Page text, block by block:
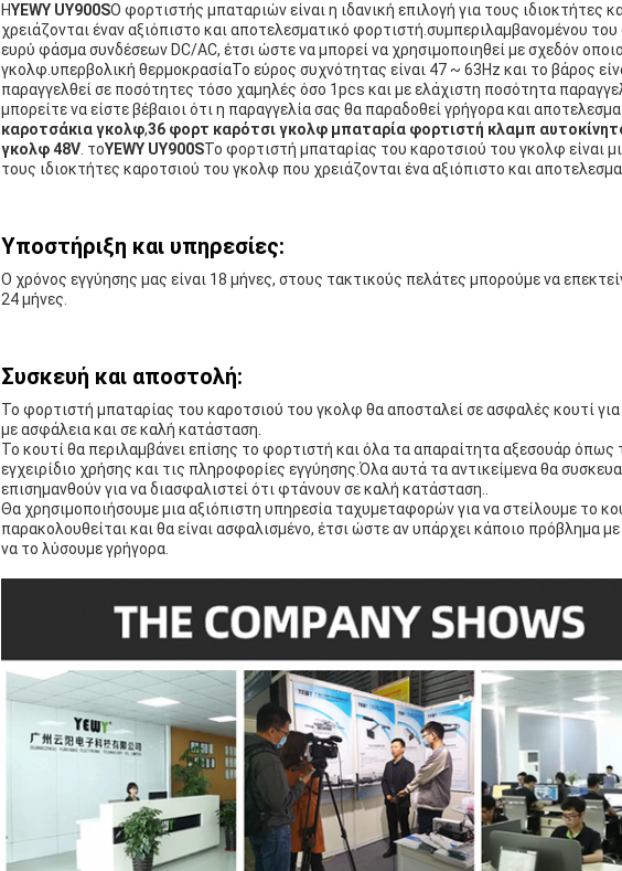
ΗYEWY UY900SΟ φορτιστής μπαταριών είναι η ιδανική επιλογή για τους ιδιοκτήτες
χρειάζονται έναν αξιόπιστο και αποτελεσματικό φορτιστή.συμπεριλαμβανομένου
ευρύ φάσμα συνδέσεων DC/AC, έτσι ώστε να μπορεί να χρησιμοποιηθεί με σχεδόν
γκολφ.υπερβολική θερμοκρασίαΤο εύρος συχνότητας είναι 47 ~ 63Hz και το βάρος
παραγγελθεί σε ποσότητες τόσο χαμηλές όσο 1pcs και με ελάχιστη ποσότητα
μπορείτε να είστε βέβαιοι ότι η παραγγελία σας θα παραδοθεί γρήγορα και
καροτσάκια γκολφ,36 φορτ καρότσι γκολφ μπαταρία φορτιστή κλαμπ
γκολφ 48V. τοYEWY UY900SΤο φορτιστή μπαταρίας του καροτσιού του γκολφ είναι
τους ιδιοκτήτες καροτσιού του γκολφ που χρειάζονται ένα αξιόπιστο και
Υποστήριξη και υπηρεσίες:
Ο χρόνος εγγύησης μας είναι 18 μήνες, στους τακτικούς πελάτες μπορούμε να
24 μήνες.
Συσκευή και αποστολή:
Το φορτιστή μπαταρίας του καροτσιού του γκολφ θα αποσταλεί σε ασφαλές κουτί για
με ασφάλεια και σε καλή κατάσταση.
Το κουτί θα περιλαμβάνει επίσης το φορτιστή και όλα τα απαραίτητα αξεσουάρ
εγχειρίδιο χρήσης και τις πληροφορίες εγγύησης.Όλα αυτά τα αντικείμενα θα
επισημανθούν για να διασφαλιστεί ότι φτάνουν σε καλή κατάσταση..
Θα χρησιμοποιήσουμε μια αξιόπιστη υπηρεσία ταχυμεταφορών για να στείλουμε το
παρακολουθείται και θα είναι ασφαλισμένο, έτσι ώστε αν υπάρχει κάποιο πρόβλημα
να το λύσουμε γρήγορα.